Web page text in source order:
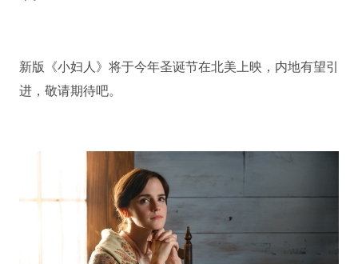
新版《小妇人》将于今年圣诞节在北美上映，内地有望引
进，敬请期待吧。